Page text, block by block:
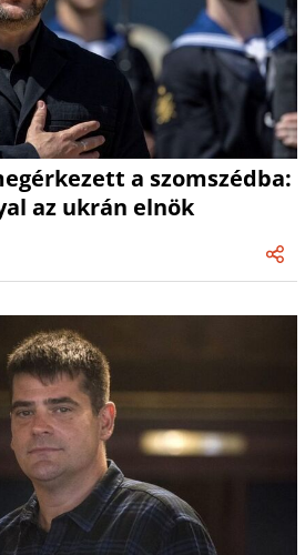
a szomszédba:
az ukrán elnök